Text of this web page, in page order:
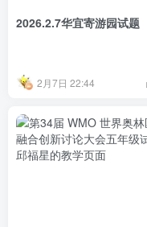
2026.2.7华宜寄游园试题
2月7日 22:44